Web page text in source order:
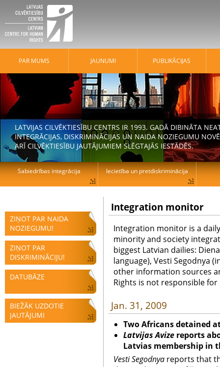
ZIŅOT PAR NAIDA
NOZIEGUMU!
ZIŅOT PAR
DISKRIMINĀCIJU!
DATUBĀZE
BIEŽĀK UZDOTIE
JAUTĀJUMI
Integration monitor
Integration monitor is a
minority and society
biggest Latvian dailies:
language), Vesti Segodnya
other information sources
Rights is not responsible
Jan. 31, 2009
Two Africans detained
Latvijas Avize reports
Latvias membership in
Vesti Segodnya reports that
PAR MUMS JAUNUMI PUBLIKĀCIJAS
LATVIJAS CILVĒKTIESĪBU CENTRS IR 1993. GADĀ DIBINĀTA
INTEGRĀCIJAS, DISKRIMINĀCIJAS UN NAIDA NOZIEGUMU
ARĪ CILVĒKTIESĪBU JAUTĀJUMIEM SLĒGTAJĀS IESTĀDĒS.
Sabiedrības integrācija Iecietība un pretdiskriminācija